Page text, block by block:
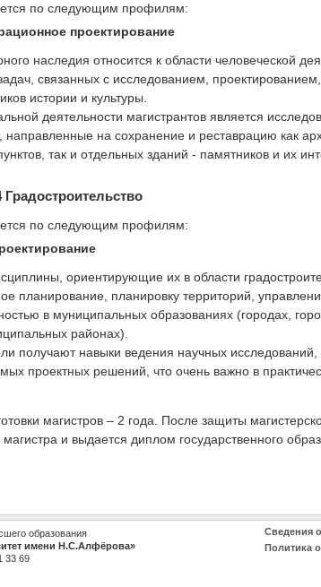
по следующим профилям:
проектирование
наследия относится к области человеческой
связанных с исследованием,
истории и культуры.
деятельности магистрантов является
направленные на сохранение и реставрацию как
так и отдельных зданий - памятников и их
Градостроительство
по следующим профилям:
ориентирующие их в области
планирование, планировку территорий,
в муниципальных образованиях (городах,
районах).
получают навыки ведения научных
проектных решений, что очень важно в
магистров – 2 года. После защиты
и выдается диплом государственного
образования
имени Н.С.Алфёрова»
33 69
Сведения
Политика